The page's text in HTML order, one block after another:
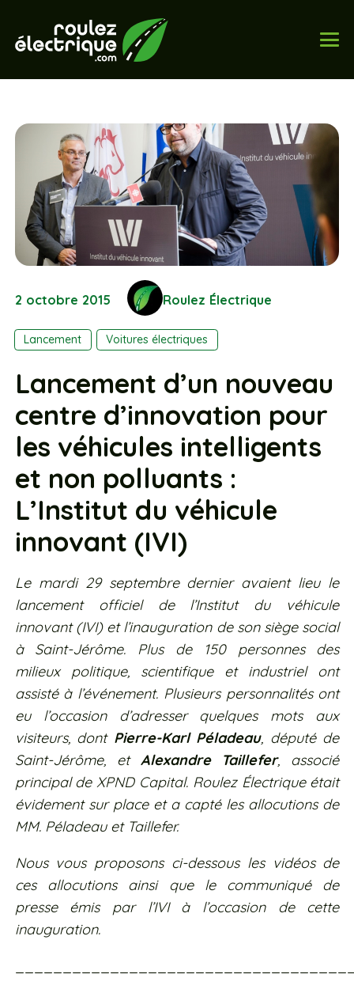
2 octobre 2015 Roulez Électrique
Lancement Voitures électriques
Lancement d’un nouveau
centre d’innovation pour
les véhicules intelligents
et non polluants :
L’Institut du véhicule
innovant (IVI)
Le mardi 29 septembre dernier avaient lieu le
lancement officiel de l’Institut du véhicule
innovant (IVI) et l’inauguration de son siège social
à Saint-Jérôme. Plus de 150 personnes des
milieux politique, scientifique et industriel ont
assisté à l’événement. Plusieurs personnalités ont
eu l’occasion d’adresser quelques mots aux
visiteurs, dont Pierre-Karl Péladeau, député de
Saint-Jérôme, et Alexandre Taillefer, associé
principal deXPND Capital. Roulez Électrique était
évidement sur place et a capté les allocutions de
MM. Péladeau et Taillefer.
Nous vous proposons ci-dessous les vidéos de
ces allocutions ainsi que le communiqué de
presse émis par l’IVI à l’occasion de cette
inauguration.